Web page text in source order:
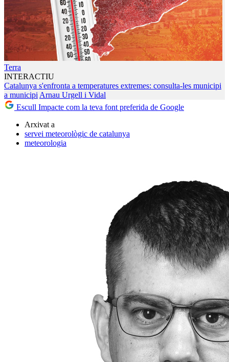
Terra
INTERACTIU
Catalunya s'enfronta a temperatures extremes: consulta-les municipi
a municipiArnau Urgell i Vidal
Escull Impacte com la teva font preferida de Google
Arxivat a
servei meteorològic de catalunya
meteorologia